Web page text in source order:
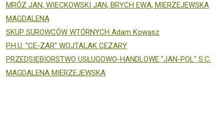
MRÓZ JAN, WIĘCKOWSKI JAN, BRYCH EWA, MIERZEJEWSKA
MAGDALENA
SKUP SUROWCÓW WTÓRNYCH Adam Kowasz
P.H.U. "CE-ZAR" WOJTALAK CEZARY
PRZEDSIĘBIORSTWO USŁUGOWO-HANDLOWE "JAN-POL" S.C.
MAGDALENA MIERZEJEWSKA